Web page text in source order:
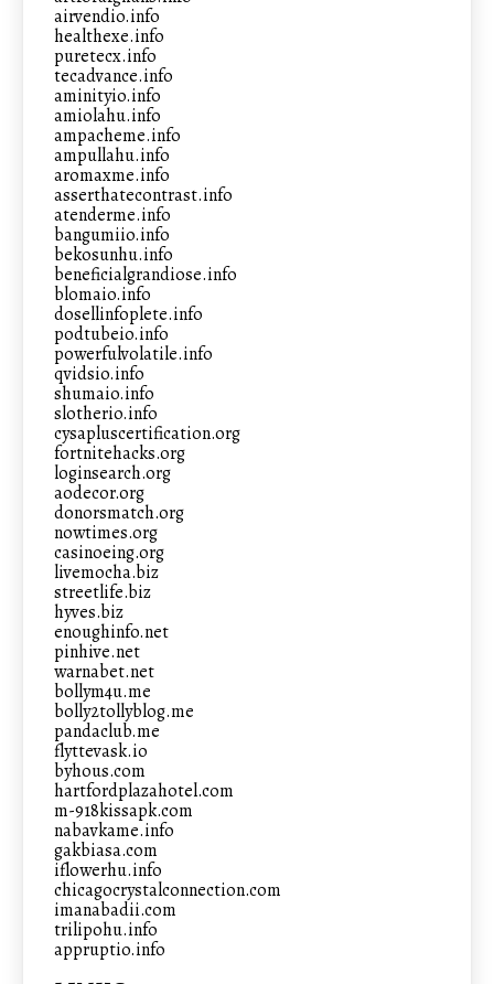
airvendio.info
healthexe.info
puretecx.info
tecadvance.info
aminityio.info
amiolahu.info
ampacheme.info
ampullahu.info
aromaxme.info
asserthatecontrast.info
atenderme.info
bangumiio.info
bekosunhu.info
beneficialgrandiose.info
blomaio.info
dosellinfoplete.info
podtubeio.info
powerfulvolatile.info
qvidsio.info
shumaio.info
slotherio.info
cysapluscertification.org
fortnitehacks.org
loginsearch.org
aodecor.org
donorsmatch.org
nowtimes.org
casinoeing.org
livemocha.biz
streetlife.biz
hyves.biz
enoughinfo.net
pinhive.net
warnabet.net
bollym4u.me
bolly2tollyblog.me
pandaclub.me
flyttevask.io
byhous.com
hartfordplazahotel.com
m-918kissapk.com
nabavkame.info
gakbiasa.com
iflowerhu.info
chicagocrystalconnection.com
imanabadii.com
trilipohu.info
appruptio.info